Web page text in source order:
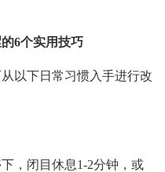
6个实用技巧
以下日常习惯入手进行改
，闭目休息1-2分钟，或